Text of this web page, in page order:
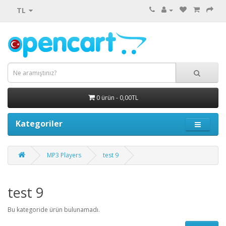
TL
0 ürün - 0,00TL
Kategoriler
MP3 Players test 9
test 9
Bu kategoride ürün bulunamadı.